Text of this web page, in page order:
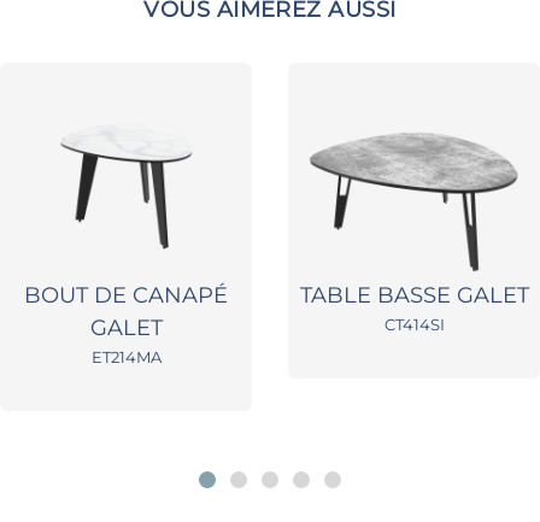
VOUS AIMEREZ AUSSI
BOUT DE CANAPÉ
GALET
ET214MA
TABLE BASSE GALET
CT414SI